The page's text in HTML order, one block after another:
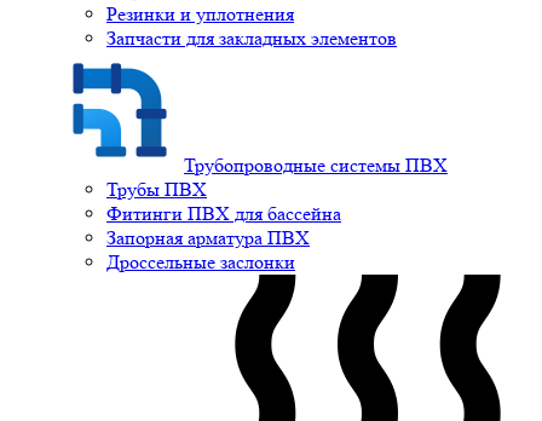
Резинки и уплотнения
Запчасти для закладных элементов
Трубопроводные системы ПВХ
Трубы ПВХ
Фитинги ПВХ для бассейна
Запорная арматура ПВХ
Дроссельные заслонки